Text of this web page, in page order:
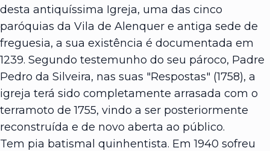
desta antiquíssima Igreja, uma das cinco
paróquias da Vila de Alenquer e antiga sede de
freguesia, a sua existência é documentada em
1239. Segundo testemunho do seu pároco, Padre
Pedro da Silveira, nas suas "Respostas" (1758), a
igreja terá sido completamente arrasada com o
terramoto de 1755, vindo a ser posteriormente
reconstruída e de novo aberta ao público.
Tem pia batismal quinhentista. Em 1940 sofreu